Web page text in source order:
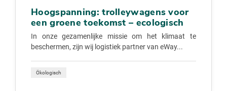
Hoogspanning: trolleywagens voor
een groene toekomst – ecologisch
In onze gezamenlijke missie om het klimaat te
beschermen, zijn wij logistiek partner van eWay...
Ökologisch